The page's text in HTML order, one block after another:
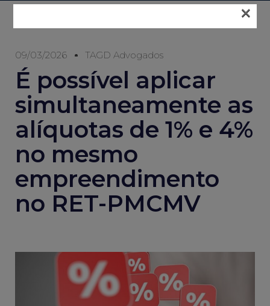
09/03/2026 TAGD Advogados
É possível aplicar
simultaneamente as
alíquotas de 1% e 4%
no mesmo
empreendimento
no RET-PMCMV
×